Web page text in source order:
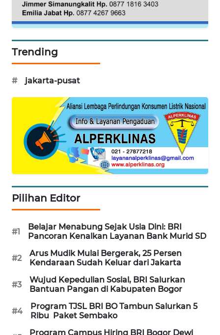
Trending
# jakarta-pusat
Pilihan Editor
#1
Belajar Menabung Sejak Usia Dini: BRI
Pancoran Kenalkan Layanan Bank Murid SD
#2
Arus Mudik Mulai Bergerak, 25 Persen
Kendaraan Sudah Keluar dari Jakarta
#3
Wujud Kepedulian Sosial, BRI Salurkan
Bantuan Pangan di Kabupaten Bogor
#4
Program TJSL BRI BO Tambun Salurkan 5
Ribu Paket Sembako
Program Campus Hiring BRI Bogor Dewi
WAHANA
PERSONA
WAHANA
OTOMOTIF
WAHANA
HEALTH
WAHANA
DESA
WISATA
Wahana
KONSUMEN
LISTRIK
MASYARAKAT
KELISTRIKAN
WALINKI